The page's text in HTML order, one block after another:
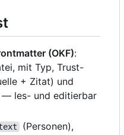
(OKF):
mit Typ, Trust-
+ Zitat) und
— les- und editierbar
(Personen),